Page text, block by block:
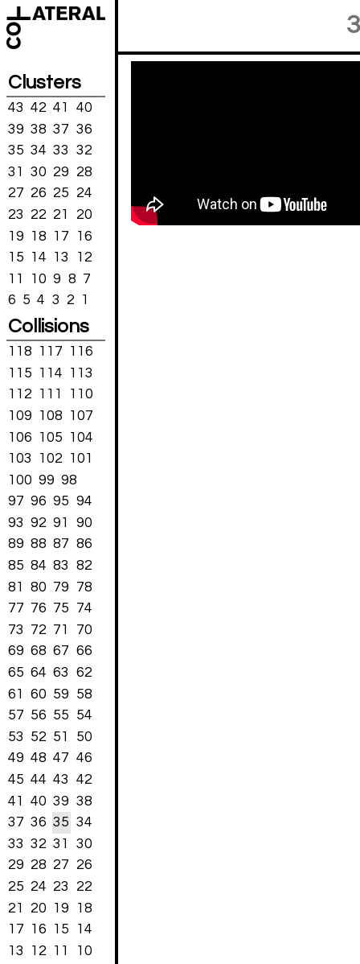
Clusters
43 42 41
40
39 38 37 36
35 34 33
32
31
30 29
28
27 26 25
24
23
22 21
20
19
18 17
16
15
14 13
12
11
10 9 8 7
6 5 4 3 2 1
Collisions
118 117
116
115
114
113
112
111
110
109
108
107
106
105
104
103
102
101
100 99 98
97 96 95 94
93 92 91
90
89 88 87 86
85 84 83
82
81
80 79
78
77 76 75
74
73
72 71
70
69 68 67 66
65 64 63
62
61
60 59
58
57 56 55
54
53
52 51
50
49 48 47 46
45 44 43
42
41
40 39 38
37 36 35 34
33 32 31
30
29 28 27
26
25 24 23
22
21
20 19
18
17
16 15
14
13
12 11
10